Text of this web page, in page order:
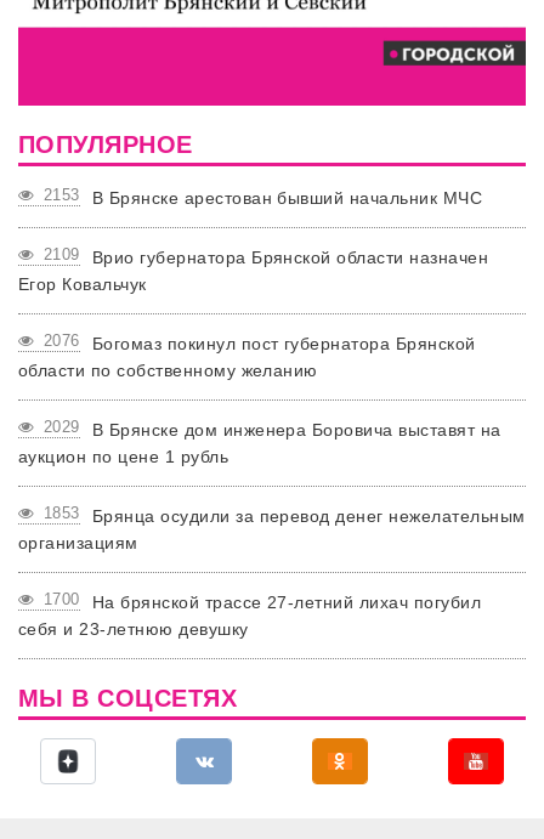
ПОПУЛЯРНОЕ
2153 В Брянске арестован бывший начальник МЧС
2109
Врио губернатора Брянской области назначен
Егор Ковальчук
2076
Богомаз покинул пост губернатора Брянской
области по собственному желанию
2029
В Брянске дом инженера Боровича выставят на
аукцион по цене 1 рубль
1853
Брянца осудили за перевод денег нежелательным
организациям
1700
На брянской трассе 27-летний лихач погубил
себя и 23-летнюю девушку
МЫ В СОЦСЕТЯХ